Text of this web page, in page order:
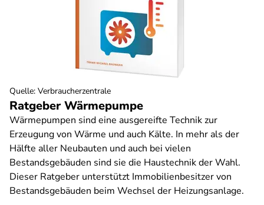
Ratgeber Wärmepumpe
Wärmepumpen sind eine ausgereifte Technik zur
Erzeugung von Wärme und auch Kälte. In mehr als der
Hälfte aller Neubauten und auch bei vielen
Bestandsgebäuden sind sie die Haustechnik der Wahl.
Dieser Ratgeber unterstützt Immobilienbesitzer von
Bestandsgebäuden beim Wechsel der Heizungsanlage.
Quelle: Verbraucherzentrale